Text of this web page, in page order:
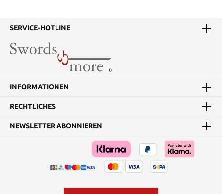
SERVICE-HOTLINE
INFORMATIONEN
RECHTLICHES
NEWSLETTER ABONNIEREN